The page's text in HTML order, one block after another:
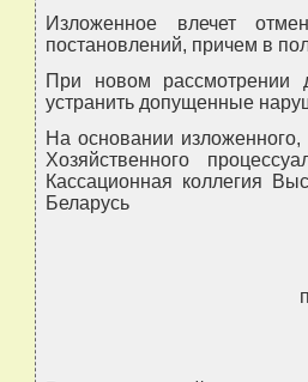
Изложенное влечет
постановлений, причем в
При новом рассмотрении
устранить допущенные
На основании изложенного,
Хозяйственного
Кассационная коллегия
Беларусь